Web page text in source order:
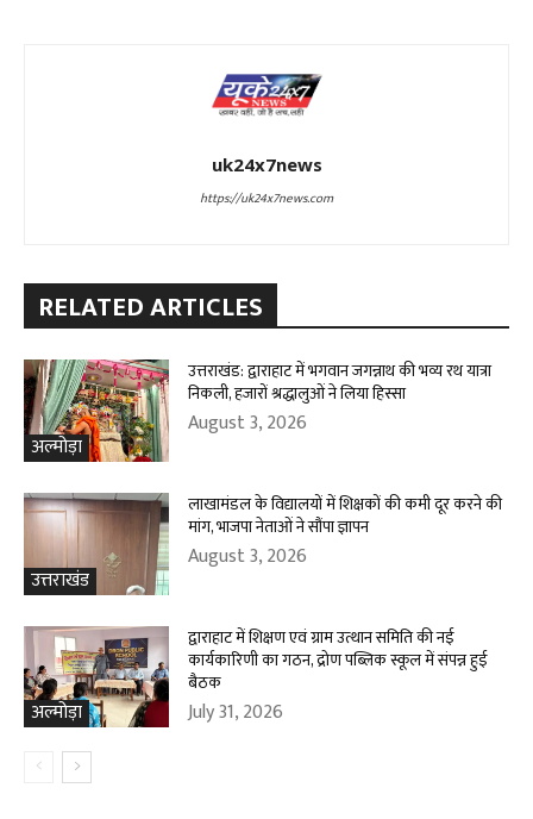
uk24x7news
https://uk24x7news.com
RELATED ARTICLES
अल्मोड़ा
उत्तराखंड: द्वाराहाट में भगवान जगन्नाथ की भव्य रथ यात्रा
निकली, हजारों श्रद्धालुओं ने लिया हिस्सा
August 3, 2026
उत्तराखंड
लाखामंडल के विद्यालयों में शिक्षकों की कमी दूर करने की
मांग, भाजपा नेताओं ने सौंपा ज्ञापन
August 3, 2026
अल्मोड़ा
द्वाराहाट में शिक्षण एवं ग्राम उत्थान समिति की नई
कार्यकारिणी का गठन, द्रोण पब्लिक स्कूल में संपन्न हुई
बैठक
July 31, 2026